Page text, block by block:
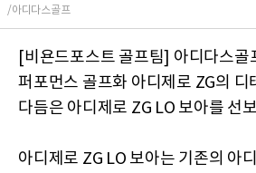
/아디다스골프
[비욘드포스트 골프팀] 아디다스골
퍼포먼스 골프화 아디제로 ZG의 디
다듬은 아디제로 ZG LO 보아를 선
아디제로 ZG LO 보아는 기존의 아